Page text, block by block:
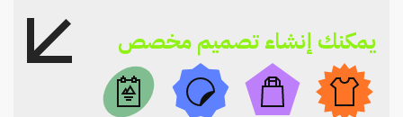
يمكنك إنشاء تصميم مخصص